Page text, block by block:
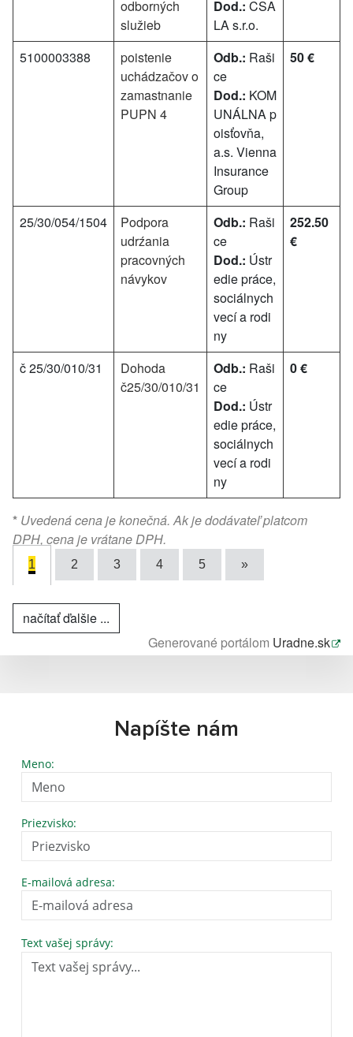
odborných
služieb
Dod.: CSA
LA s.r.o.
5100003388
poistenie
uchádzačov o
zamastnanie
PUPN 4
Odb.: Raši
ce
Dod.: KOM
UNÁLNA p
oisťovňa,
a.s. Vienna
Insurance
Group
50 €
25/30/054/1504
Podpora
udrźania
pracovných
návykov
Odb.: Raši
ce
Dod.: Ústr
edie práce,
sociálnych
vecí a rodi
ny
252.50
€
č 25/30/010/31
Dohoda
č25/30/010/31
Odb.: Raši
ce
Dod.: Ústr
edie práce,
sociálnych
vecí a rodi
ny
0 €
* Uvedená cena je konečná. Ak je dodávateľ platcom
DPH, cena je vrátane DPH.
1 2 3 4 5 »
načítať ďalšie ...
Generované portálom Uradne.sk
Napíšte nám
Meno:
Priezvisko:
E-mailová adresa:
Text vašej správy: